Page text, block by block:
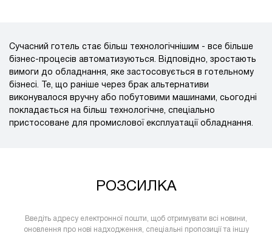
Сучасний готель стає більш технологічнішим - все більше
бізнес-процесів автоматизуються. Відповідно, зростають
вимоги до обладнання, яке застосовується в готельному
бізнесі. Те, що раніше через брак альтернативи
виконувалося вручну або побутовими машинами, сьогодні
покладається на більш технологічне, спеціально
пристосоване для промислової експлуатації обладнання.
РОЗСИЛКА
Введіть адресу електронної пошти, щоб отримувати всі новини,
оновлення про нові надходження, спеціальні пропозиції та іншу